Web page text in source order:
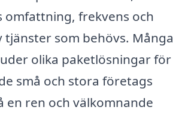
omfattning, frekvens och
tjänster som behövs. Många
olika paketlösningar för
små och stora företags
en ren och välkomnande